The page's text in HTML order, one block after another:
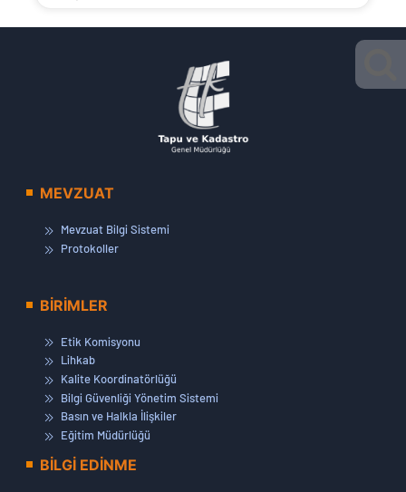
MEVZUAT
Mevzuat Bilgi Sistemi
Protokoller
BİRİMLER
Etik Komisyonu
Lihkab
Kalite Koordinatörlüğü
Bilgi Güvenliği Yönetim Sistemi
Basın ve Halkla İlişkiler
Eğitim Müdürlüğü
BİLGİ EDİNME